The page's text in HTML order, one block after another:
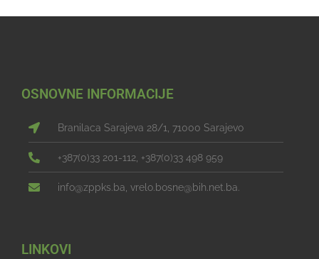
OSNOVNE INFORMACIJE
Branilaca Sarajeva 28/1, 71000 Sarajevo
+387(0)33 201-112, +387(0)33 498 959
info@zppks.ba, vrelo.bosne@bih.net.ba.
LINKOVI